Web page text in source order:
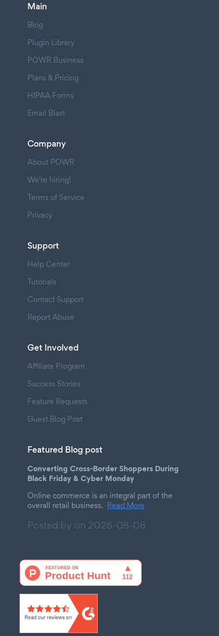
Main
Blog
Plugin Library
POWR Business
Plans & Pricing
HIPAA Forms
Email Blast
Company
About POWR
We're hiring!
Terms of Service
Privacy
Support
Help Center
Tutorials
Contact Support
Report Abuse
Get Involved
Affiliate Program
Success Stories
Feature Requests
Guest Blog Post
Featured Blog post
Converting Cross-Border Shoppers During
Black Friday & Cyber Monday
Online commerce is an integral part of the
overall retail business. Read More
Posted by on 2026-08-08